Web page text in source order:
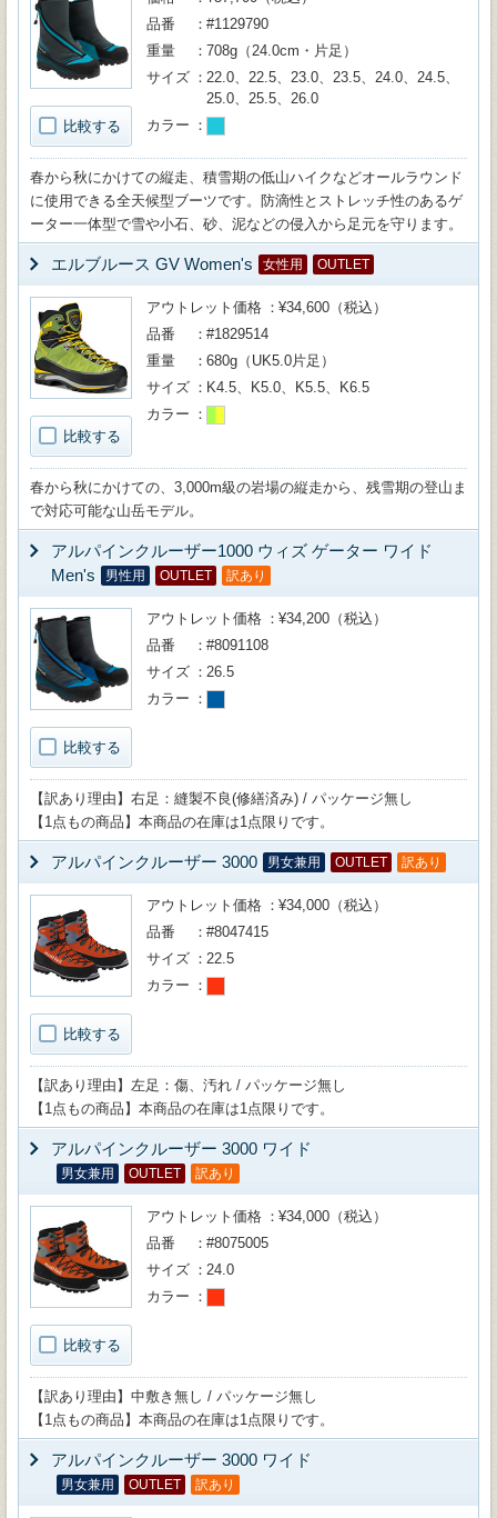
比較する
品番
#1129790
重量
708g（24.0cm・片足）
サイズ
22.0、22.5、23.0、23.5、24.0、24.5、
25.0、25.5、26.0
カラー
春から秋にかけての縦走、積雪期の低山ハイクなどオールラウンド
に使用できる全天候型ブーツです。防滴性とストレッチ性のあるゲ
ーター一体型で雪や小石、砂、泥などの侵入から足元を守ります。
エルブルース GV Women's 女性用 OUTLET
比較する
アウトレット価格
¥34,600（税込）
品番
#1829514
重量
680g（UK5.0片足）
サイズ
K4.5、K5.0、K5.5、K6.5
カラー
春から秋にかけての、3,000m級の岩場の縦走から、残雪期の登山ま
で対応可能な山岳モデル。
アルパインクルーザー1000 ウィズ ゲーター ワイド
Men's
男性用 OUTLET 訳あり
比較する
アウトレット価格
¥34,200（税込）
品番
#8091108
サイズ
26.5
カラー
【訳あり理由】右足：縫製不良(修繕済み) / パッケージ無し
【1点もの商品】本商品の在庫は1点限りです。
アルパインクルーザー 3000 男女兼用 OUTLET 訳あり
比較する
アウトレット価格
¥34,000（税込）
品番
#8047415
サイズ
22.5
カラー
【訳あり理由】左足：傷、汚れ / パッケージ無し
【1点もの商品】本商品の在庫は1点限りです。
アルパインクルーザー 3000 ワイド
男女兼用 OUTLET 訳あり
比較する
アウトレット価格
¥34,000（税込）
品番
#8075005
サイズ
24.0
カラー
【訳あり理由】中敷き無し / パッケージ無し
【1点もの商品】本商品の在庫は1点限りです。
アルパインクルーザー 3000 ワイド
男女兼用 OUTLET 訳あり